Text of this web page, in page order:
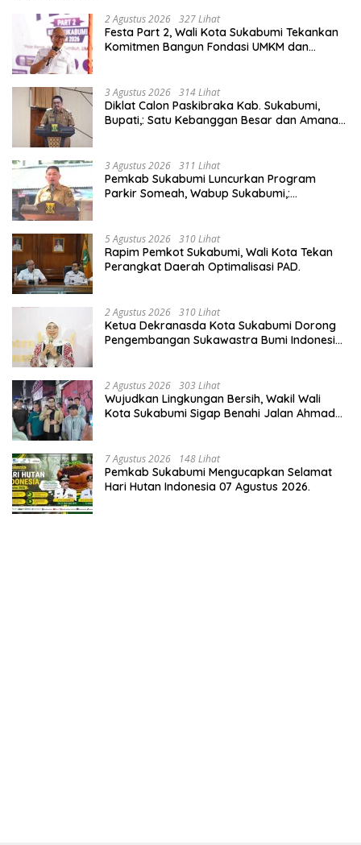
2 Agustus 2026 327 Lihat
Festa Part 2, Wali Kota Sukabumi Tekankan
Komitmen Bangun Fondasi UMKM dan
3 Agustus 2026 314 Lihat
Diklat Calon Paskibraka Kab. Sukabumi,
Bupati,: Satu Kebanggan Besar dan Amanah
3 Agustus 2026 311 Lihat
Pemkab Sukabumi Luncurkan Program
Parkir Someah, Wabup Sukabumi,:
5 Agustus 2026 310 Lihat
Rapim Pemkot Sukabumi, Wali Kota Tekan
Perangkat Daerah Optimalisasi PAD.
2 Agustus 2026 310 Lihat
Ketua Dekranasda Kota Sukabumi Dorong
Pengembangan Sukawastra Bumi Indonesia,
2 Agustus 2026 303 Lihat
Wujudkan Lingkungan Bersih, Wakil Wali
Kota Sukabumi Sigap Benahi Jalan Ahmad
7 Agustus 2026 148 Lihat
Pemkab Sukabumi Mengucapkan Selamat
Hari Hutan Indonesia 07 Agustus 2026.